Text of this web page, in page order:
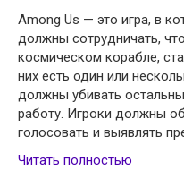
Among Us — это игра, в
должны сотрудничать,
космическом корабле,
них есть один или
должны убивать
работу. Игроки должны
голосовать и выявлять
Читать полностью